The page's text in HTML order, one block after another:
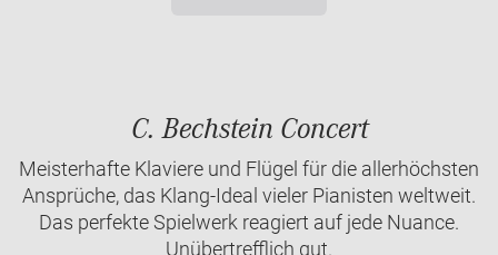
C. Bechstein Concert
Meisterhafte Klaviere und Flügel für die allerhöchsten
Ansprüche, das Klang-Ideal vieler Pianisten weltweit.
Das perfekte Spielwerk reagiert auf jede Nuance.
Unübertrefflich gut.